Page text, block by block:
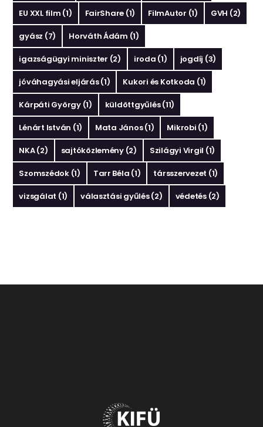
EU XXL film (1) FairShare (1) FilmAutor (1) GVH (2)
gyász (7) Horváth Ádám (1)
igazságügyi miniszter (2) iroda (1) jogdíj (3)
jóváhagyási eljárás(1) Kukori és Kotkoda (1)
Kárpáti György(1) küldöttgyűlés(11)
Lénárt István (1) Mata János(1) Mikrobi (1)
NKA(2) sajtóközlemény(2) Szilágyi Virgil (1)
Szomszédok(1) Tarr Béla (1) társszervezet (1)
vizsgálat (1) választási gyűlés(2) védetés(2)